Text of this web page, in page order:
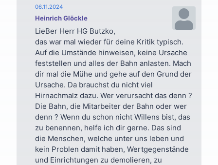
Heinrich Glöckle
06.11.2024
LieBer Herr HG Butzko,
das war mal wieder für deine Kritik typisch.
Auf die Umstände hinweisen, keine Ursache
feststellen und alles der Bahn anlasten. Mach
dir mal die Mühe und gehe auf den Grund der
Ursache. Da brauchst du nicht viel
Hirnachmalz dazu. Wer verursacht das denn ?
Die Bahn, die Mitarbeiter der Bahn oder wer
denn ? Wenn du schon nicht Willens bist, das
zu benennen, helfe ich dir gerne. Das sind
die Menschen, welche unter uns leben und
kein Problen damit haben, Wertgegenstände
und Einrichtungen zu demolieren, zu